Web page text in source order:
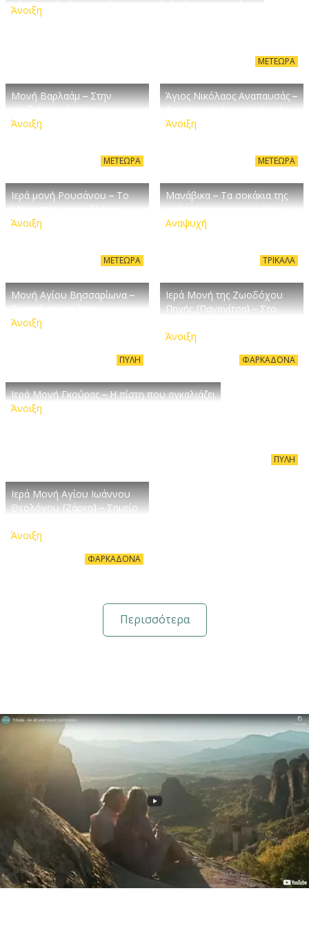
Άνοιξη
ΜΕΤΈΩΡΑ
Μονή Βαρλαάμ – Στην
Άνοιξη
ΜΕΤΈΩΡΑ
Άγιος Νικόλαος Αναπαυσάς –
Άνοιξη
ΜΕΤΈΩΡΑ
Ιερά μονή Ρουσάνου – Το
Άνοιξη
ΜΕΤΈΩΡΑ
Μανάβικα – Τα σοκάκια της
Αναψυχή
ΤΡΊΚΑΛΑ
Μονή Αγίου Βησσαρίωνα –
Άνοιξη
ΠΎΛΗ
Ιερά Μονή Γκούρας – Η πίστη που αγκαλιάζει
Άνοιξη
ΠΎΛΗ
Ιερά Μονή της Ζωοδόχου
Πηγής (Παναγίτσα) – Στο
Άνοιξη
ΦΑΡΚΑΔΌΝΑ
Ιερά Μονή Αγίου Ιωάννου
Θεολόγου (Ζάρκο) – Σημείο
Άνοιξη
ΦΑΡΚΑΔΌΝΑ
Περισσότερα